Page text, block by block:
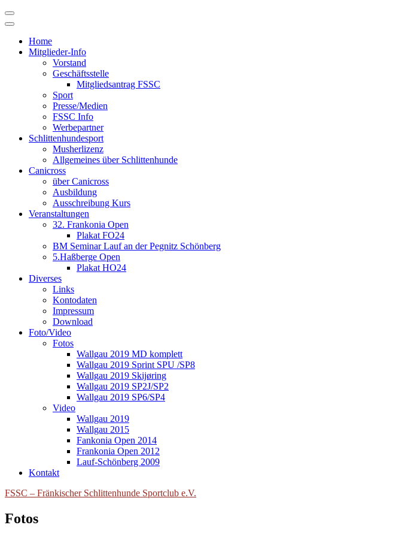
Skip
to
Home
Mitglieder-Info
Vorstand
Geschäftsstelle
Mitgliedsantrag FSSC
Sport
Presse/Medien
FSSC Info
Werbepartner
Schlittenhundesport
Musherlizenz
Allgemeines über Schlittenhunde
Canicross
über Canicross
Ausbildung
Ausschreibung Kurs
Veranstaltungen
32. Frankonia Open
Plakat FO24
BM Seminar Lauf an der Pegnitz Schönberg
5.Haßberge Open
Plakat HO24
Diverses
Links
Kontodaten
Impressum
Download
Foto/Video
Fotos
Wallgau 2019 MD komplett
Wallgau 2019 Sprint SPU /SP8
Wallgau 2019 Skijøring
Wallgau 2019 SP2J/SP2
Wallgau 2019 SP6/SP4
Video
Wallgau 2019
Wallgau 2015
Fankonia Open 2014
Frankonia Open 2012
Lauf-Schönberg 2009
Kontakt
FSSC – Fränkischer Schlittenhunde Sportclub e.V.
Fotos